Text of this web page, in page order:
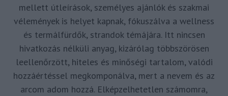
mellett útleírások, személyes ajánlók és szakmai
vélemények is helyet kapnak, fókuszálva a wellness
és termálfürdők, strandok témájára. Itt nincsen
hivatkozás nélküli anyag, kizárólag többszörösen
leellenőrzött, hiteles és minőségi tartalom, valódi
hozzáértéssel megkomponálva, mert a nevem és az
arcom adom hozzá. Elképzelhetetlen számomra,